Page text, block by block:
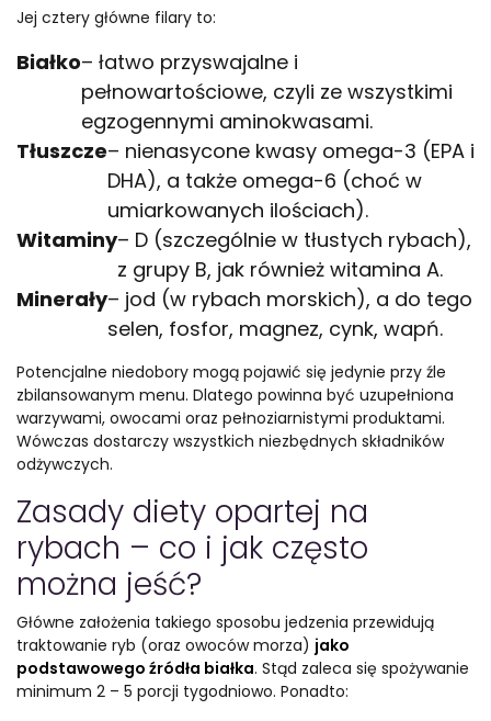
Jej cztery główne filary to:
Białko– łatwo przyswajalne i
pełnowartościowe, czyli ze wszystkimi
egzogennymi aminokwasami.
Tłuszcze– nienasycone kwasy omega-3 (EPA i
DHA), a także omega-6 (choć w
umiarkowanych ilościach).
Witaminy– D (szczególnie w tłustych rybach),
z grupy B, jak również witamina A.
Minerały– jod (w rybach morskich), a do tego
selen, fosfor, magnez, cynk, wapń.
Potencjalne niedobory mogą pojawić się jedynie przy źle
zbilansowanym menu. Dlatego powinna być uzupełniona
warzywami, owocami oraz pełnoziarnistymi produktami.
Wówczas dostarczy wszystkich niezbędnych składników
odżywczych.
Zasady diety opartej na
rybach – co i jak często
można jeść?
Główne założenia takiego sposobu jedzenia przewidują
traktowanie ryb (oraz owoców morza) jako
podstawowego źródła białka. Stąd zaleca się spożywanie
minimum 2 – 5 porcji tygodniowo. Ponadto: